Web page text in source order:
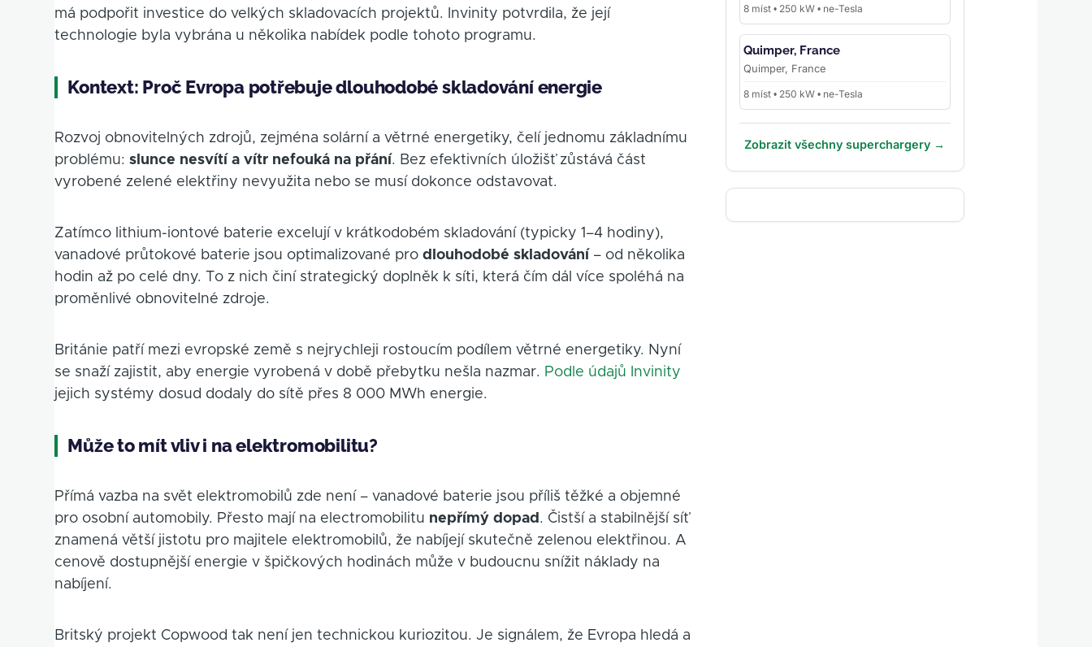
má podpořit investice do velkých skladovacích projektů. Invinity potvrdila, že její
technologie byla vybrána u několika nabídek podle tohoto programu.
Kontext: Proč Evropa potřebuje dlouhodobé skladování energie
Rozvoj obnovitelných zdrojů, zejména solární a větrné energetiky, čelí jednomu základnímu
problému:slunce nesvítí a vítr nefouká na přání. Bez efektivních úložišť zůstává část
vyrobené zelené elektřiny nevyužita nebo se musí dokonce odstavovat.
Zatímco lithium-iontové baterie excelují v krátkodobém skladování (typicky 1–4 hodiny),
vanadové průtokové baterie jsou optimalizované prodlouhodobé skladování – od několika
hodin až po celé dny. To z nich činí strategický doplněk k síti, která čím dál více spoléhá na
proměnlivé obnovitelné zdroje.
Británie patří mezi evropské země s nejrychleji rostoucím podílem větrné energetiky. Nyní
se snaží zajistit, aby energie vyrobená v době přebytku nešla nazmar. Podle údajů Invinity
jejich systémy dosud dodaly do sítě přes 8 000 MWh energie.
Může to mít vliv i na elektromobilitu?
Přímá vazba na svět elektromobilů zde není – vanadové baterie jsou příliš těžké a objemné
pro osobní automobily. Přesto mají na electromobilitu nepřímý dopad . Čistší a stabilnější síť
znamená větší jistotu pro majitele elektromobilů, že nabíjejí skutečně zelenou elektřinou. A
cenově dostupnější energie v špičkových hodinách může v budoucnu snížit náklady na
nabíjení.
Britský projekt Copwood tak není jen technickou kuriozitou. Je signálem, že Evropa hledá a
8 míst • 250 kW • ne-Tesla
Quimper, France
Quimper, France
8 míst • 250 kW • ne-Tesla
Zobrazit všechny superchargery →